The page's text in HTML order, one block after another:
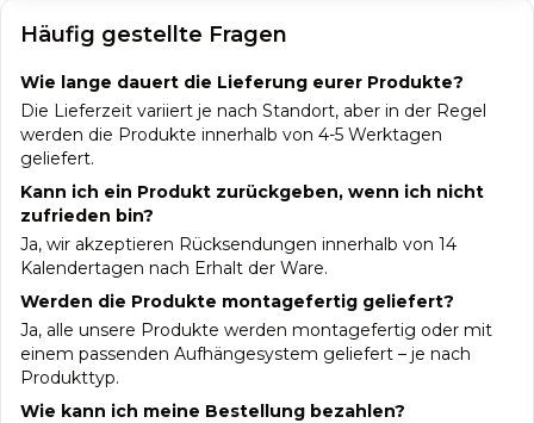
Häufig gestellte Fragen
Wie lange dauert die Lieferung eurer Produkte?
Die Lieferzeit variiert je nach Standort, aber in der Regel
werden die Produkte innerhalb von 4-5 Werktagen
geliefert.
Kann ich ein Produkt zurückgeben, wenn ich nicht
zufrieden bin?
Ja, wir akzeptieren Rücksendungen innerhalb von 14
Kalendertagen nach Erhalt der Ware.
Werden die Produkte montagefertig geliefert?
Ja, alle unsere Produkte werden montagefertig oder mit
einem passenden Aufhängesystem geliefert – je nach
Produkttyp.
Wie kann ich meine Bestellung bezahlen?